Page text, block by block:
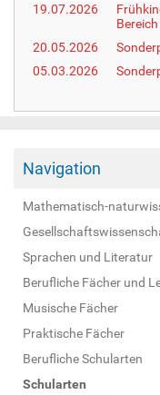
:
19.07.2026
Bereich
20.05.2026
05.03.2026
Navigation
Mathematisch-
Sprachen und Literatur
Berufliche Fächer und
Musische Fächer
Praktische Fächer
Berufliche Schularten
Schularten